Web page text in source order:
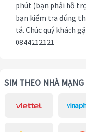
phút (bạn phải hỗ
bạn kiểm tra đúng
tá. Chúc quý khách
0844212121
SIM THEO NHÀ MẠNG